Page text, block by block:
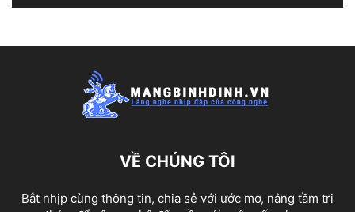
VỀ CHÚNG TÔI
Bắt nhịp cùng thông tin, chia sẻ với ước mơ, nâng tầm tri